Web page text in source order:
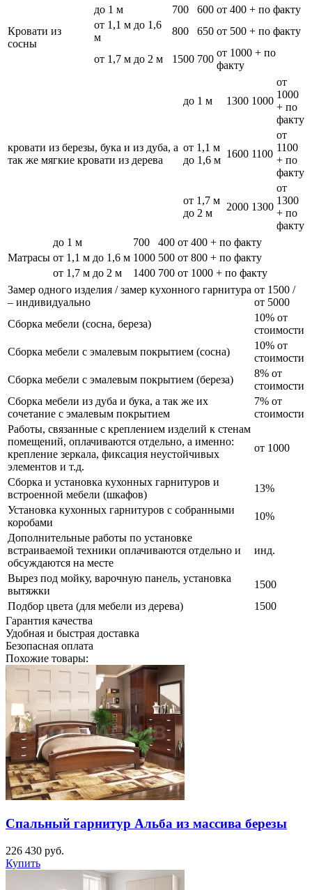
Кровати из
сосны
до 1 м 700 600 от 400 + по факту
от 1,1 м до 1,6
м
800 650 от 500 + по факту
от 1,7 м до 2 м 1500 700
от 1000 + по
факту
кровати из березы, бука и из дуба, а
так же мягкие кровати из дерева
до 1 м 1300 1000
от
1000
+ по
факту
от 1,1 м
до 1,6 м
1600 1100
от
1100
+ по
факту
от 1,7 м
до 2 м
2000 1300
от
1300
+ по
факту
Матрасы
до 1 м 700 400 от 400 + по факту
от 1,1 м до 1,6 м 1000 500 от 800 + по факту
от 1,7 м до 2 м
1400 700 от 1000 + по факту
Замер одного изделия / замер кухонного гарнитура
– индивидуально
от 1500 /
от 5000
Сборка мебели (сосна, береза)
10% от
стоимости
Сборка мебели с эмалевым покрытием (сосна)
10% от
стоимости
Сборка мебели с эмалевым покрытием (береза)
8% от
стоимости
Сборка мебели из дуба и бука, а так же их
сочетание с эмалевым покрытием
7% от
стоимости
Работы, связанные с креплением изделий к стенам
помещений, оплачиваются отдельно, а именно:
крепление зеркала, фиксация неустойчивых
элементов и т.д.
от 1000
Сборка и установка кухонных гарнитуров и
встроенной мебели (шкафов)
13%
Установка кухонных гарнитуров с собранными
коробами
10%
Дополнительные работы по установке
встраиваемой техники оплачиваются отдельно и
обсуждаются на месте
инд.
Вырез под мойку, варочную панель, установка
вытяжки
1500
Подбор цвета (для мебели из дерева)
1500
Гарантия качества
Удобная и быстрая доставка
Безопасная оплата
Похожие товары:
Спальный гарнитур Альба из массива березы
226 430 руб.
Купить